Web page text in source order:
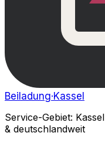
Beiladung·Kassel
Service-Gebiet: Kassel
& deutschlandweit